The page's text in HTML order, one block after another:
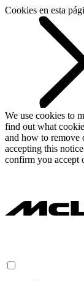
Cookies en esta
We use cookies to
find out what
and how to remove
accepting this
confirm you accept